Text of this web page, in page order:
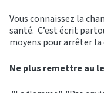
Vous connaissez la
santé. C’est écrit
moyens pour arrêter la
Ne plus remettre au